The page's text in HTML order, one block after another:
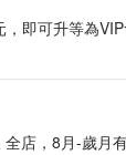
即可升等為
全店，8月-歲月